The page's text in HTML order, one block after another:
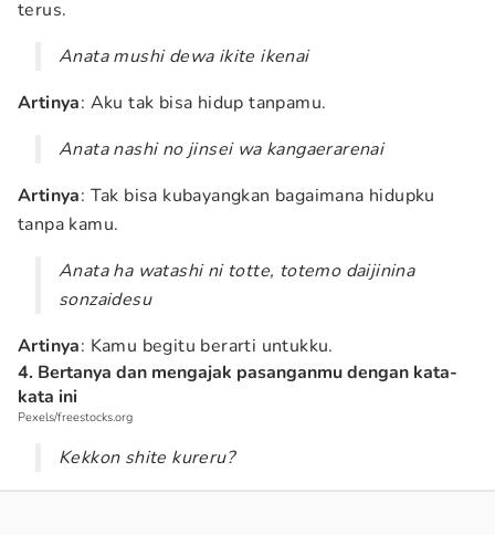
terus.
Anata mushi dewa ikite ikenai
Artinya: Aku tak bisa hidup tanpamu.
Anata nashi no jinsei wa kangaerarenai
Artinya: Tak bisa kubayangkan bagaimana hidupku
tanpa kamu.
Anata ha watashi ni totte, totemo daijinina
sonzaidesu
Artinya: Kamu begitu berarti untukku.
4. Bertanya dan mengajak pasanganmu dengan kata-
kata ini
Pexels/freestocks.org
Kekkon shite kureru?